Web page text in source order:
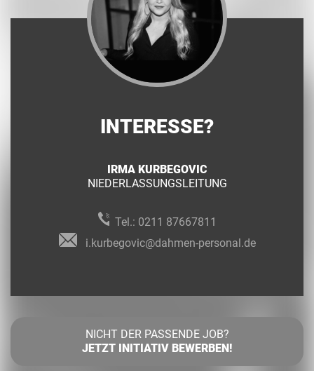
INTERESSE?
IRMA KURBEGOVIC
NIEDERLASSUNGSLEITUNG
Tel.: 0211 87667811
i.kurbegovic@dahmen-personal.de
NICHT DER PASSENDE JOB?
JETZT INITIATIV BEWERBEN!